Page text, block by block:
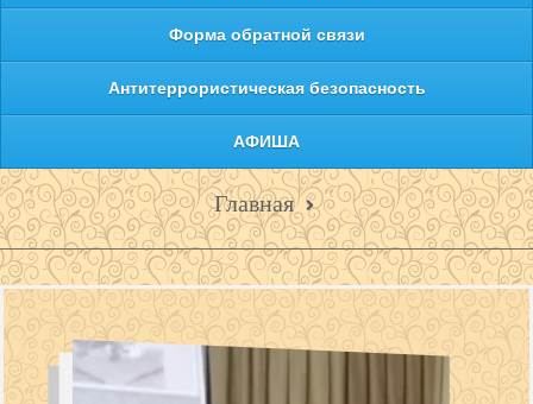
Форма обратной связи
Антитеррористическая безопасность
АФИША
Главная